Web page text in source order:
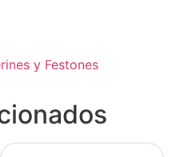
y Festones